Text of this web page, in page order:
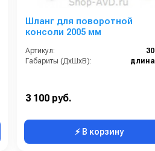
Шланг для поворотной
консоли 2005 мм
Артикул:
Габариты (ДхШхВ):
длина
3 100 руб.
⚡ В корзину